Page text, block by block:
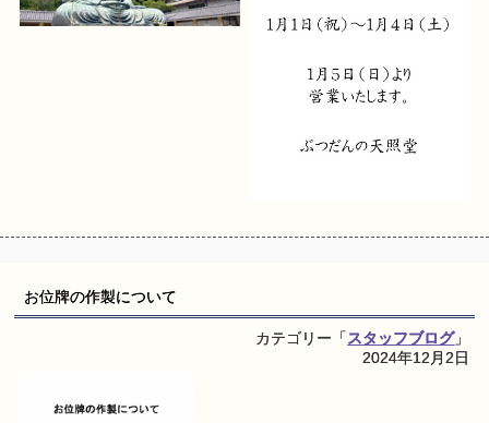
お位牌の作製について
カテゴリー「スタッフブログ」
2024年12月2日